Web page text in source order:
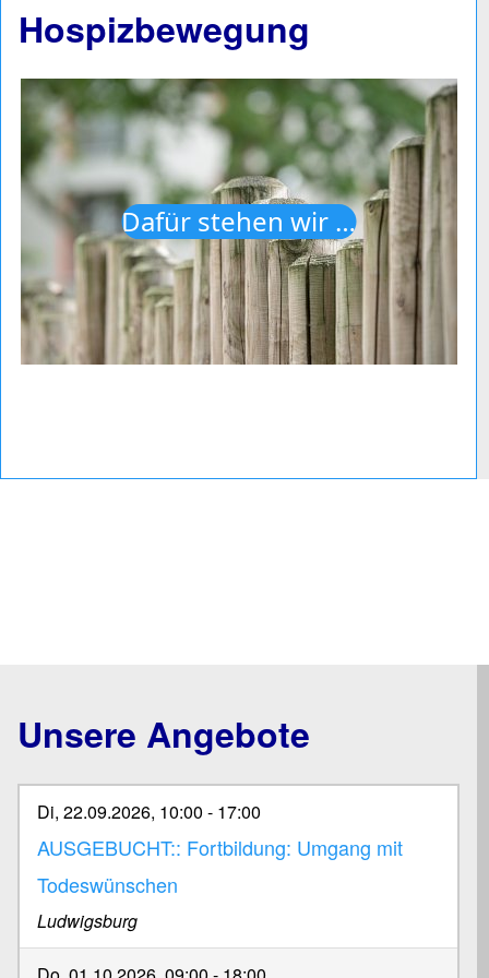
Hospizbewegung
Dafür stehen wir …
Unsere Angebote
Di, 22.09.2026, 10:00 - 17:00
AUSGEBUCHT:: Fortbildung: Umgang mit
Todeswünschen
Ludwigsburg